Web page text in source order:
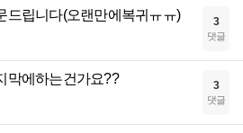
드립니다(오랜만에복귀ㅠㅠ) 3
댓글
막에하는건가요?? 3
댓글